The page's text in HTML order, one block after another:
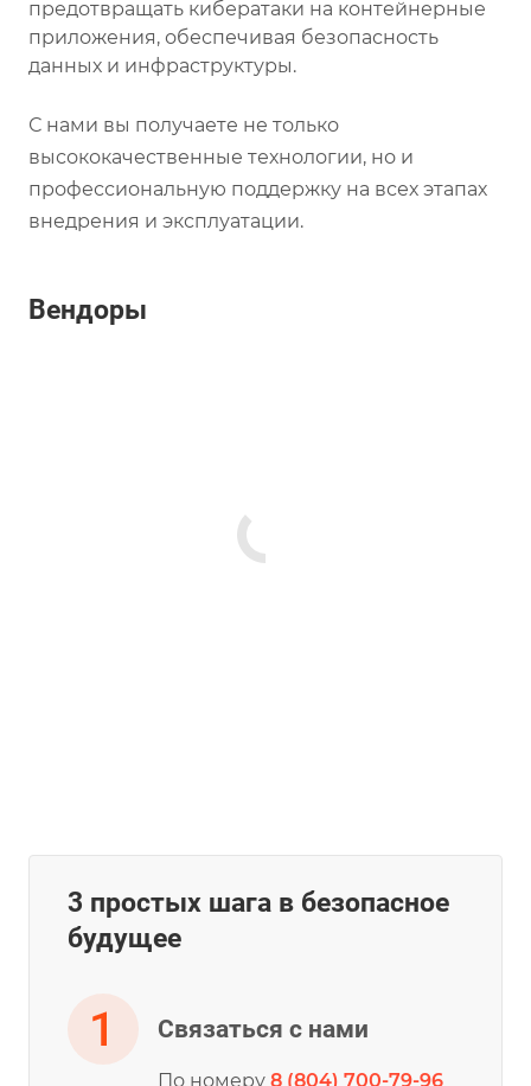
предотвращать кибератаки на контейнерные
приложения, обеспечивая безопасность
данных и инфраструктуры.
С нами вы получаете не только
высококачественные технологии, но и
профессиональную поддержку на всех этапах
внедрения и эксплуатации.
Вендоры
3 простых шага в безопасное
будущее
Связаться с нами
По номеру 8 (804) 700-79-96